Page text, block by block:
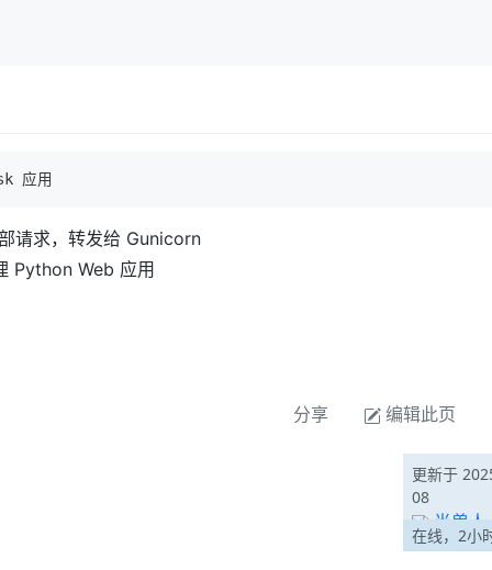
应用
请求，转发给 Gunicorn
Python Web 应用
分享 编辑此页
更新于
08
半兽人
在线，2小